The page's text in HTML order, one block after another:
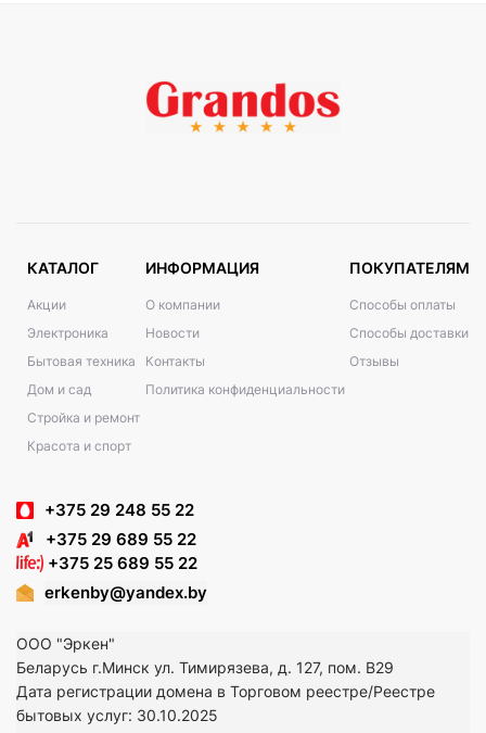
КАТАЛОГ
Акции
Электроника
Бытовая техника
Дом и сад
Стройка и ремонт
Красота и спорт
ИНФОРМАЦИЯ
О компании
Новости
Контакты
Политика конфиденциальности
ПОКУПАТЕЛЯМ
Способы оплаты
Способы доставки
Отзывы
+375 29 248 55 22
+375 29 689 55 22
+375 25 689 55 22
erkenby@yandex.by
ООО "Эркен"
Беларусь г.Минск ул. Тимирязева, д. 127, пом. В29
Дата регистрации домена в Торговом реестре/Реестре
бытовых услуг: 30.10.2025